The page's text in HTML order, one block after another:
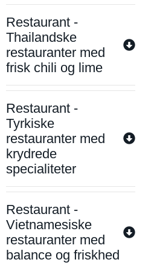
Restaurant -
Thailandske
restauranter med
frisk chili og lime
Restaurant -
Tyrkiske
restauranter med
krydrede
specialiteter
Restaurant -
Vietnamesiske
restauranter med
balance og friskhed